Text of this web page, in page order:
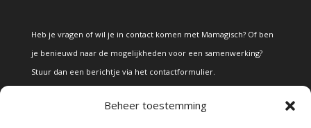
Beheer toestemming
Heb je vragen of wil je in contact komen met Mamagisch? Of ben
je benieuwd naar de mogelijkheden voor een samenwerking?
Stuur dan een berichtje via het contactformulier.